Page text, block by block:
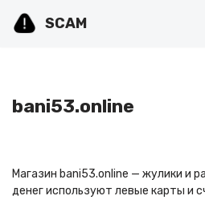
SCAM
bani53.online
Магазин bani53.online — жулики и
денег используют левые карты и